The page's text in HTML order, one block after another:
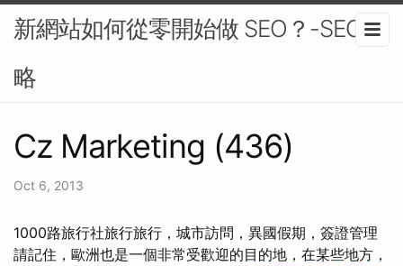
新網站如何從零開始做 SEO？-SEO策
略
Cz Marketing (436)
Oct 6, 2013
1000路旅行社旅行旅行，城市訪問，異國假期，簽證管理
請記住，歐洲也是一個非常受歡迎的目的地，在某些地方，